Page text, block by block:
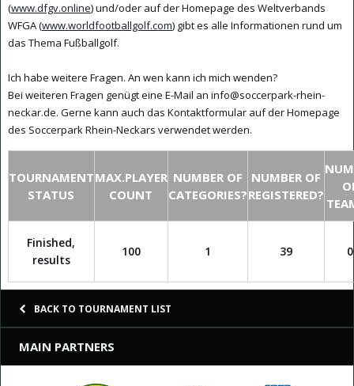
(www.dfgv.online) und/oder auf der Homepage des Weltverbands
WFGA (www.worldfootballgolf.com) gibt es alle Informationen rund um
das Thema Fußballgolf.
Ich habe weitere Fragen. An wen kann ich mich wenden?
Bei weiteren Fragen genügt eine E-Mail an info@soccerpark-rhein-
neckar.de. Gerne kann auch das Kontaktformular auf der Homepage
des Soccerpark Rhein-Neckars verwendet werden.
TOURNAMENT
STATUS
MAX.PLAYER
COUNT
NUMBER OF
CATEGORIES?
NUMBER OF
REGISTERED?
Finished,
results
100 1 39 0
BACK TO TOURNAMENT LIST
MAIN PARTNERS